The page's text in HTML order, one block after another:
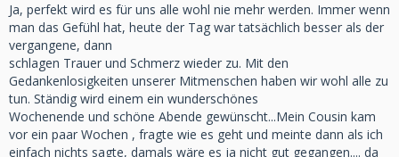
Ja, perfekt wird es für uns alle wohl nie mehr werden. Immer wenn
man das Gefühl hat, heute der Tag war tatsächlich besser als der
vergangene, dann
schlagen Trauer und Schmerz wieder zu. Mit den
Gedankenlosigkeiten unserer Mitmenschen haben wir wohl alle zu
tun. Ständig wird einem ein wunderschönes
Wochenende und schöne Abende gewünscht...Mein Cousin kam
vor ein paar Wochen , fragte wie es geht und meinte dann als ich
einfach nichts sagte, damals wäre es ja nicht gut gegangen.... da